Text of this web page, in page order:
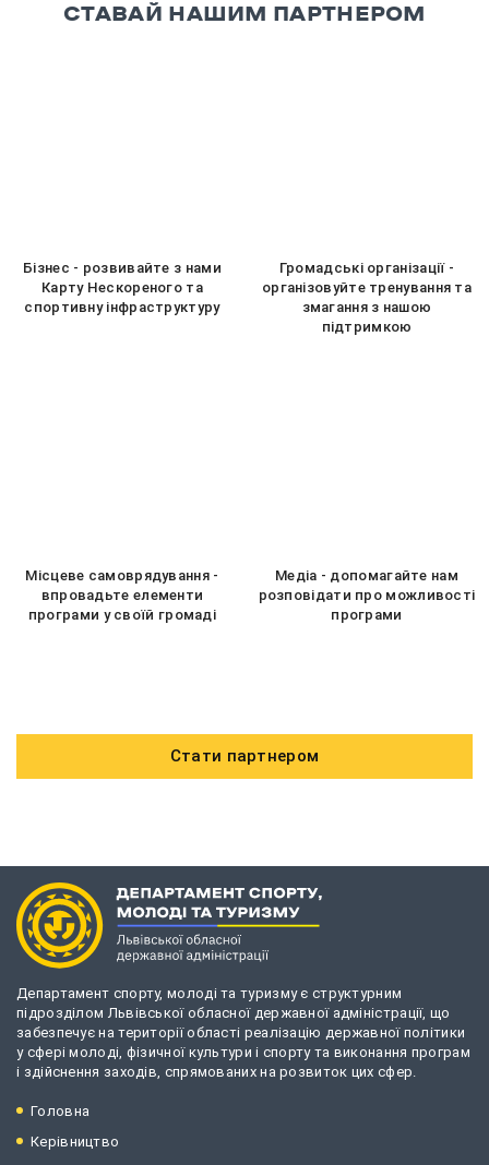
СТАВАЙ НАШИМ ПАРТНЕРОМ
Бізнес - розвивайте з нами
Карту Нескореного та
спортивну інфраструктуру
Громадські організації -
організовуйте тренування та
змагання з нашою
підтримкою
Місцеве самоврядування -
впровадьте елементи
програми у своїй громаді
Медіа - допомагайте нам
розповідати про можливості
програми
Стати партнером
Департамент спорту, молоді та туризму є структурним
підрозділом Львівської обласної державної адміністрації, що
забезпечує на території області реалізацію державної політики
у сфері молоді, фізичної культури і спорту та виконання програм
і здійснення заходів, спрямованих на розвиток цих сфер.
Головна
Керівництво